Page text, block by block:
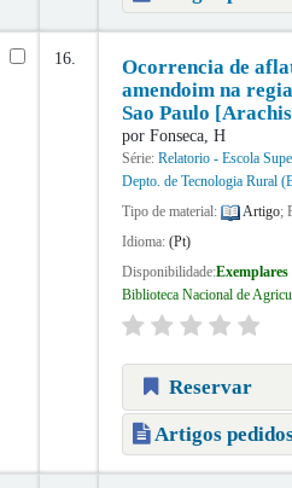
16.
Ocorrencia de
amendoim na
Sao Paulo
por Fonseca, H
Série: Relatorio - Escola
Depto. de Tecnologia Rural
Tipo de material:
Artigo;
Idioma: (Pt)
Disponibilidade:
Biblioteca Nacional de
Reservar
Artigos